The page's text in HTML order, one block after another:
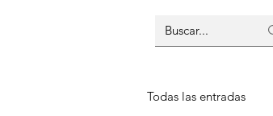
Todas las entradas